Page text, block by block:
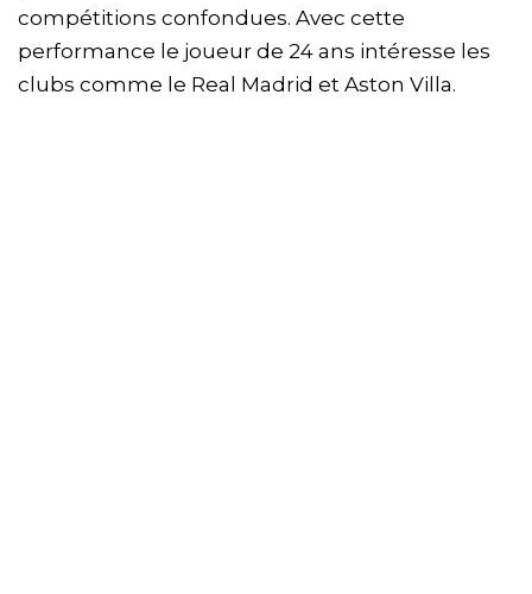
compétitions confondues. Avec cette
performance le joueur de 24 ans intéresse les
clubs comme le Real Madrid et Aston Villa.